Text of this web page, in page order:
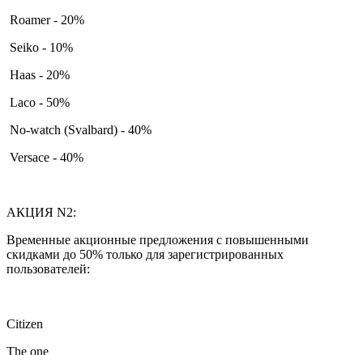
Roamer - 20%
Seiko - 10%
Haas - 20%
Laco - 50%
No-watch (Svalbard) - 40%
Versace - 40%
АКЦИЯ N2:
Временные акционные предложения с повышенными
скидками до 50% только для зарегистрированных
пользователей:
Citizen
The one